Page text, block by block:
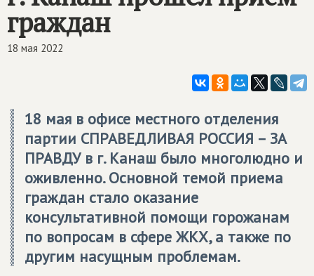
граждан
18 мая 2022
18 мая в офисе местного отделения
партии СПРАВЕДЛИВАЯ РОССИЯ – ЗА
ПРАВДУв г. Канаш было многолюдно и
оживленно. Основной темой приема
граждан стало оказание
консультативной помощи горожанам
по вопросам в сфере ЖКХ, а также по
другим насущным проблемам.